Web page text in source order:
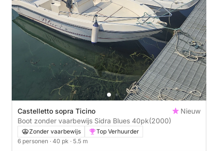
Castelletto sopra Ticino
Nieuw
Boot zonder vaarbewijs Sidra Blues 40pk(2000)
Zonder vaarbewijs
Top Verhuurder
6 personen · 40 pk · 5.5 m